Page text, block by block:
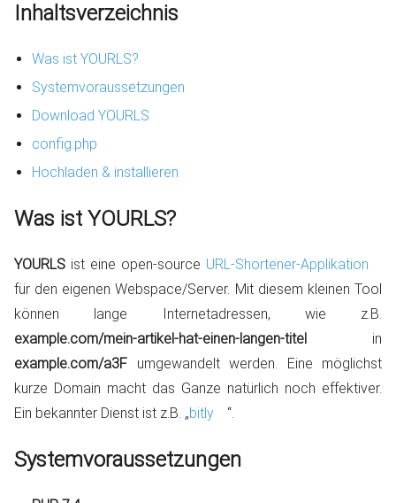
Inhaltsverzeichnis
Was ist YOURLS?
Systemvoraussetzungen
Download YOURLS
config.php
Hochladen & installieren
Was ist YOURLS?
YOURLS ist eine open-source URL-Shortener-Applikation
für den eigenen Webspace/Server. Mit diesem kleinen Tool
können lange Internetadressen, wie z.B.
example.com/mein-artikel-hat-einen-langen-titel in
example.com/a3F umgewandelt werden. Eine möglichst
kurze Domain macht das Ganze natürlich noch effektiver.
Ein bekannter Dienst ist z.B. „bitly “.
Systemvoraussetzungen